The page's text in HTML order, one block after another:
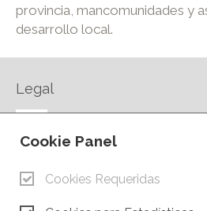
provincia, mancomunidades y
desarrollo local.
Legal
AVISO LEGAL
CONTACTO
Cookie Panel
Cookies Requeridas